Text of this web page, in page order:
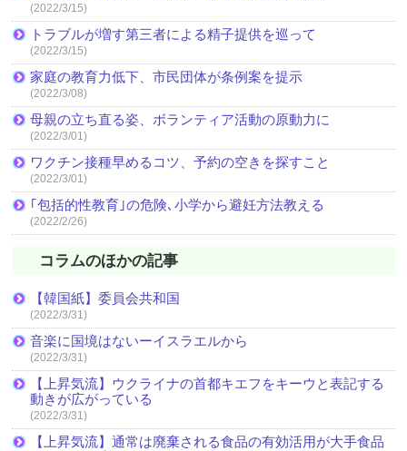
(2022/3/15)
トラブルが増す第三者による精子提供を巡って
(2022/3/15)
家庭の教育力低下、市民団体が条例案を提示
(2022/3/08)
母親の立ち直る姿、ボランティア活動の原動力に
(2022/3/01)
ワクチン接種早めるコツ、予約の空きを探すこと
(2022/3/01)
｢包括的性教育｣の危険､小学から避妊方法教える
(2022/2/26)
コラムのほかの記事
【韓国紙】委員会共和国
(2022/3/31)
音楽に国境はないーイスラエルから
(2022/3/31)
【上昇気流】ウクライナの首都キエフをキーウと表記する
動きが広がっている
(2022/3/31)
【上昇気流】通常は廃棄される食品の有効活用が大手食品